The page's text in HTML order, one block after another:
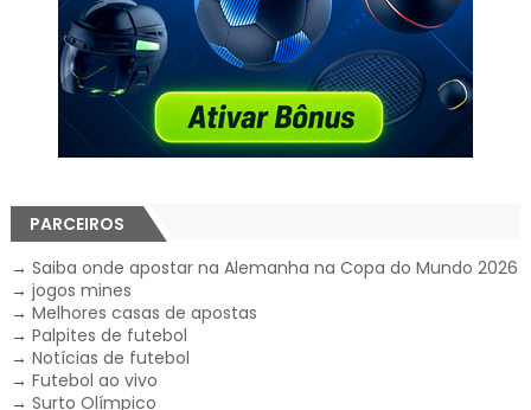
PARCEIROS
→ Saiba onde apostar na Alemanha na Copa do Mundo 2026
→ jogos mines
→ Melhores casas de apostas
→ Palpites de futebol
→ Notícias de futebol
→ Futebol ao vivo
→ Surto Olímpico